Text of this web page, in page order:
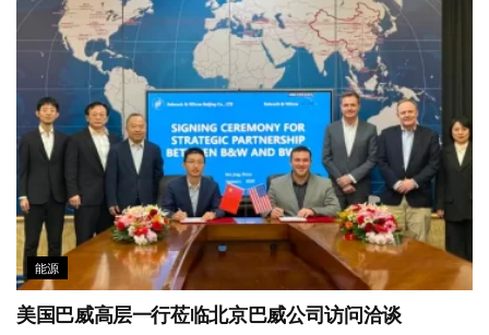
能源
美国巴威高层一行莅临北京巴威公司访问洽谈